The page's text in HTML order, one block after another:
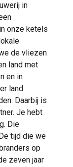
in
onze ketels
de vliezen
land met
en in
land
Daarbij is
Je hebt
Die
tijd die we
op
zeven jaar